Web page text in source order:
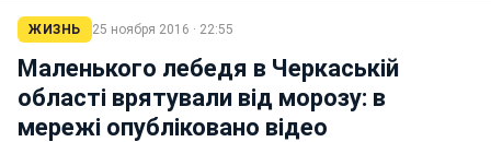
ЖИЗНЬ 25 ноября 2016 · 22:55
Маленького лебедя в Черкаській
області врятували від морозу: в
мережі опубліковано відео